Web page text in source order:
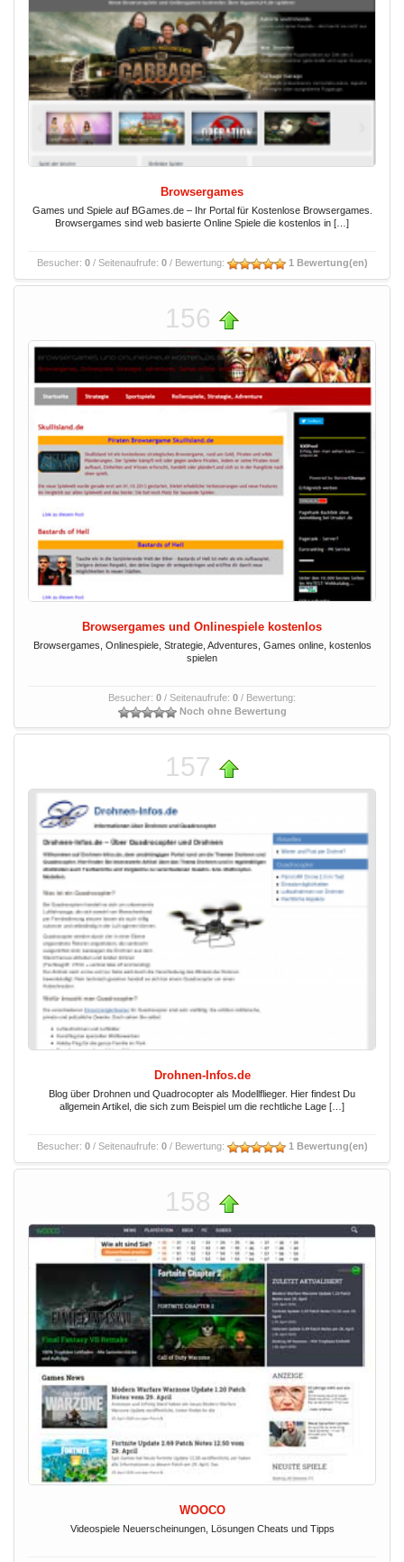
Browsergames
Games und Spiele auf BGames.de – Ihr Portal für Kostenlose Browsergames.
Browsergames sind web basierte Online Spiele die kostenlos in […]
Besucher: 0/ Seitenaufrufe: 0/ Bewertung: 1 Bewertung(en)
156
Browsergames und Onlinespiele kostenlos
Browsergames, Onlinespiele, Strategie, Adventures, Games online, kostenlos
spielen
Besucher: 0 / Seitenaufrufe: 0 / Bewertung:
Noch ohne Bewertung
157
Drohnen-Infos.de
Blog über Drohnen und Quadrocopter als Modellflieger. Hier findest Du
allgemein Artikel, die sich zum Beispiel um die rechtliche Lage […]
Besucher: 0/ Seitenaufrufe: 0/ Bewertung: 1 Bewertung(en)
158
WOOCO
Videospiele Neuerscheinungen, Lösungen Cheats und Tipps